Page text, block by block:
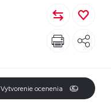
Vytvorenie ocenenia